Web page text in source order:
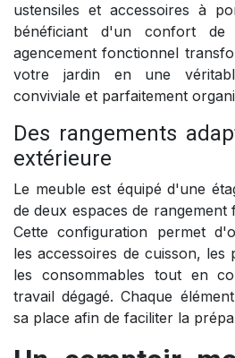
ustensiles et accessoires à
bénéficiant d'un confort de
agencement fonctionnel
votre jardin en une
conviviale et parfaitement
Des rangements
extérieure
Le meuble est équipé d'une
de deux espaces de rangement
Cette configuration permet
les accessoires de cuisson, les
les consommables tout en
travail dégagé. Chaque
sa place afin de faciliter la